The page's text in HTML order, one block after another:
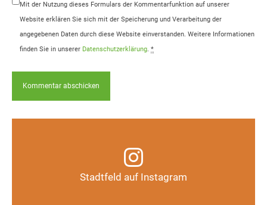
Mit der Nutzung dieses Formulars der Kommentarfunktion auf unserer
Website erklären Sie sich mit der Speicherung und Verarbeitung der
angegebenen Daten durch diese Website einverstanden. Weitere Informationen
finden Sie in unserer Datenschutzerklärung. *
Stadtfeld auf Instagram
Instagram-Kanal
Auf Instagram folgen